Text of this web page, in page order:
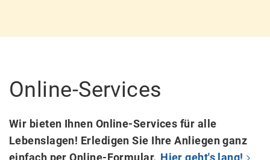
Online-Services
Wir bieten Ihnen Online-Services für alle
Lebenslagen! Erledigen Sie Ihre Anliegen ganz
einfach per Online-Formular. Hier geht's lang!